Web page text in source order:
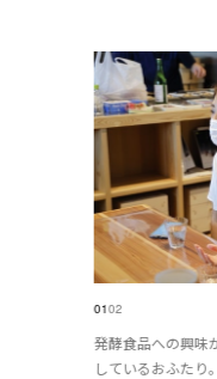
0102
発酵食品への興味
しているおふたり